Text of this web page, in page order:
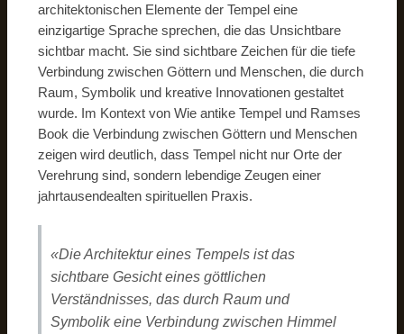
architektonischen Elemente der Tempel eine
einzigartige Sprache sprechen, die das Unsichtbare
sichtbar macht. Sie sind sichtbare Zeichen für die tiefe
Verbindung zwischen Göttern und Menschen, die durch
Raum, Symbolik und kreative Innovationen gestaltet
wurde. Im Kontext von Wie antike Tempel und Ramses
Book die Verbindung zwischen Göttern und Menschen
zeigen wird deutlich, dass Tempel nicht nur Orte der
Verehrung sind, sondern lebendige Zeugen einer
jahrtausendealten spirituellen Praxis.
«Die Architektur eines Tempels ist das
sichtbare Gesicht eines göttlichen
Verständnisses, das durch Raum und
Symbolik eine Verbindung zwischen Himmel